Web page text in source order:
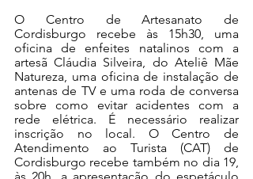
O Centro de Artesanato de
Cordisburgo recebe às 15h30, uma
oficina de enfeites natalinos com a
artesã Cláudia Silveira, do Ateliê Mãe
Natureza, uma oficina de instalação de
antenas de TV e uma roda de conversa
sobre como evitar acidentes com a
rede elétrica. É necessário realizar
inscrição no local. O Centro de
Atendimento ao Turista (CAT) de
Cordisburgo recebe também no dia 19,